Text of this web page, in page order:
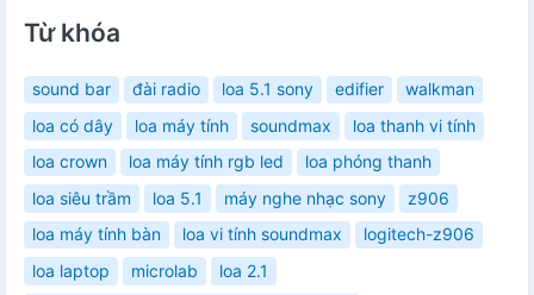
Từ khóa
sound bar đài radio loa 5.1 sony edifier
walkman
loa có dây
loa máy tính soundmax
loa thanh vi tính
loa crown
loa máy tính rgb led
loa phóng thanh
loa siêu trầm
loa 5.1 máy nghe nhạc sony
z906
loa máy tính bàn
loa vi tính soundmax
logitech-z906
loa laptop
microlab
loa 2.1